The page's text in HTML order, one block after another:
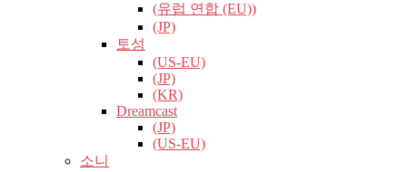
(유럽​​ 연합 (EU))
(JP)
토성
(US-EU)
(JP)
(KR)
Dreamcast
(JP)
(US-EU)
소니